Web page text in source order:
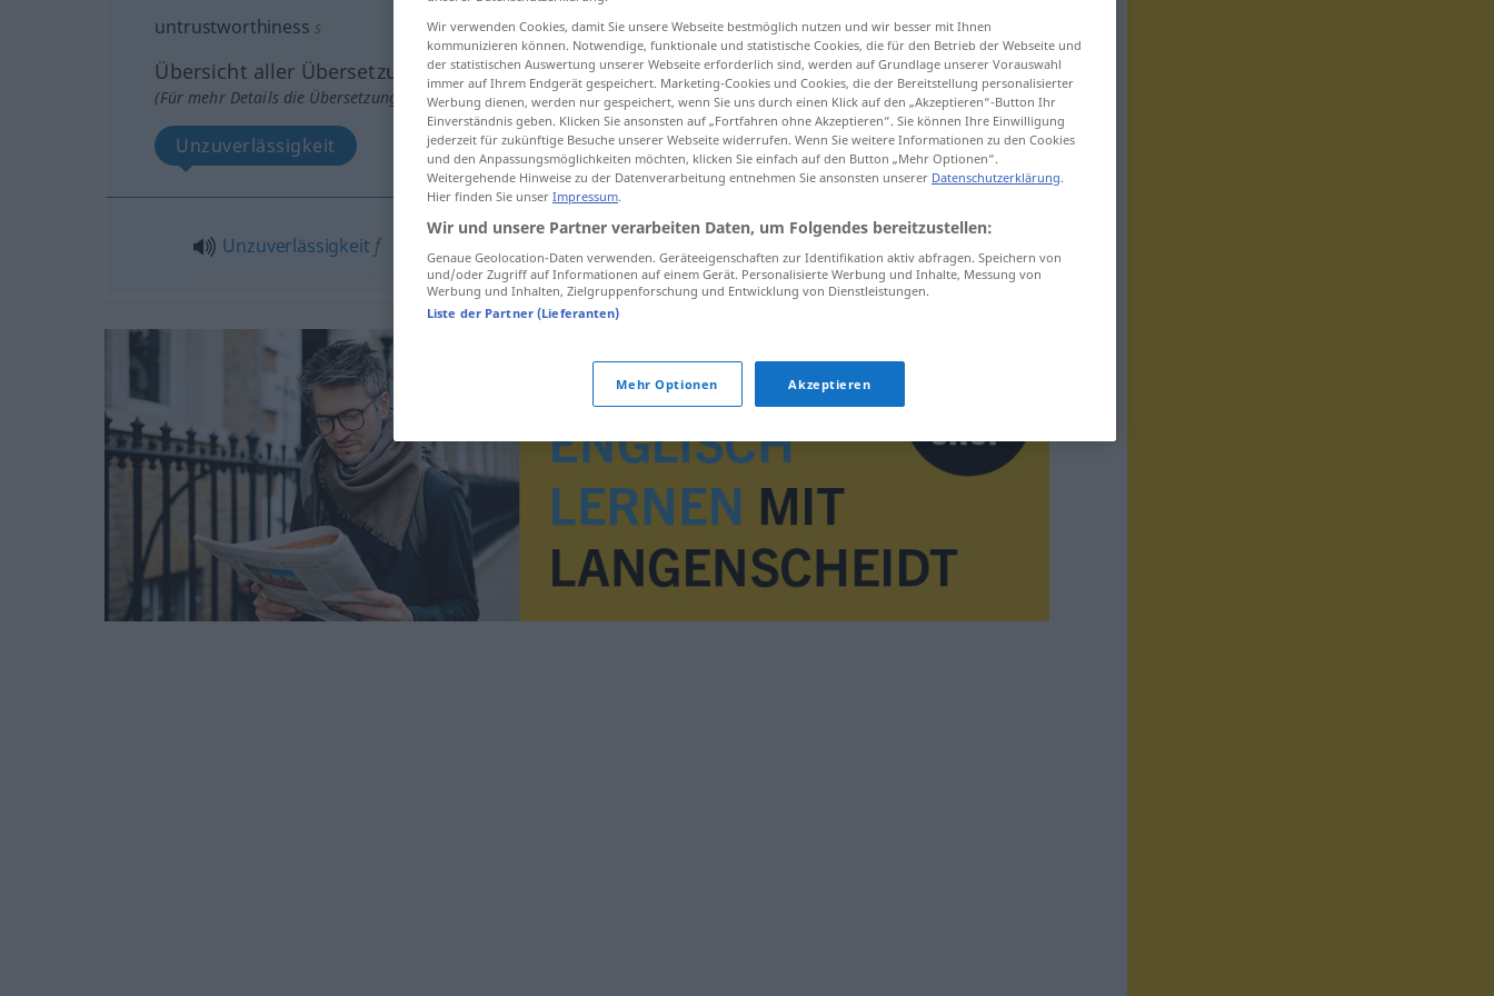
untrustworthiness s
Übersicht aller Übersetzungen
(Für mehr Details die Übersetzung anklicken/antippen)
Unzuverlässigkeit
Unzuverlässigkeit f
Wir verwenden Cookies, damit Sie unsere Webseite bestmöglich nutzen und wir besser mit Ihnen
kommunizieren können. Notwendige, funktionale und statistische Cookies, die für den Betrieb der Webseite und
der statistischen Auswertung unserer Webseite erforderlich sind, werden auf Grundlage unserer Vorauswahl
immer auf Ihrem Endgerät gespeichert. Marketing-Cookies und Cookies, die der Bereitstellung personalisierter
Werbung dienen, werden nur gespeichert, wenn Sie uns durch einen Klick auf den „Akzeptieren“-Button Ihr
Einverständnis geben. Klicken Sie ansonsten auf „Fortfahren ohne Akzeptieren“. Sie können Ihre Einwilligung
jederzeit für zukünftige Besuche unserer Webseite widerrufen. Wenn Sie weitere Informationen zu den Cookies
und den Anpassungsmöglichkeiten möchten, klicken Sie einfach auf den Button „Mehr Optionen“.
Weitergehende Hinweise zu der Datenverarbeitung entnehmen Sie ansonsten unserer Datenschutzerklärung.
Hier finden Sie unser Impressum.
Wir und unsere Partner verarbeiten Daten, um Folgendes bereitzustellen:
Genaue Geolocation-Daten verwenden. Geräteeigenschaften zur Identifikation aktiv abfragen. Speichern von
und/oder Zugriff auf Informationen auf einem Gerät. Personalisierte Werbung und Inhalte, Messung von
Werbung und Inhalten, Zielgruppenforschung und Entwicklung von Dienstleistungen.
Liste der Partner (Lieferanten)
Mehr Optionen Akzeptieren